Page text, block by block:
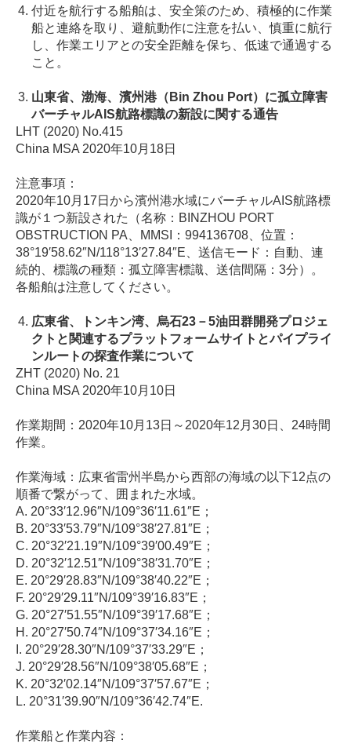
付近を航行する船舶は、安全策のため、積極的に作業
船と連絡を取り、避航動作に注意を払い、慎重に航行
し、作業エリアとの安全距離を保ち、低速で通過する
こと。
山東省、渤海、濱州港（Bin Zhou Port）に孤立障害
バーチャルAIS航路標識の新設に関する通告
LHT (2020) No.415
China MSA 2020年10月18日
注意事項：
2020年10月17日から濱州港水域にバーチャルAIS航路標
識が１つ新設された（名称：BINZHOU PORT
OBSTRUCTION PA、MMSI：994136708、位置：
38°19′58.62″N/118°13′27.84″E、送信モード：自動、連
続的、標識の種類：孤立障害標識、送信間隔：3分）。
各船舶は注意してください。
広東省、トンキン湾、烏石23－5油田群開発プロジェ
クトと関連するプラットフォームサイトとパイプライ
ンルートの探査作業について
ZHT (2020) No. 21
China MSA 2020年10月10日
作業期間：2020年10月13日～2020年12月30日、24時間
作業。
作業海域：広東省雷州半島から西部の海域の以下12点の
順番で繋がって、囲まれた水域。
A. 20°33′12.96″N/109°36′11.61″E；
B. 20°33′53.79″N/109°38′27.81″E；
C. 20°32′21.19″N/109°39′00.49″E；
D. 20°32′12.51″N/109°38′31.70″E；
E. 20°29′28.83″N/109°38′40.22″E；
F. 20°29′29.11″N/109°39′16.83″E；
G. 20°27′51.55″N/109°39′17.68″E；
H. 20°27′50.74″N/109°37′34.16″E；
I. 20°29′28.30″N/109°37′33.29″E；
J. 20°29′28.56″N/109°38′05.68″E；
K. 20°32′02.14″N/109°37′57.67″E；
L. 20°31′39.90″N/109°36′42.74″E.
作業船と作業内容：